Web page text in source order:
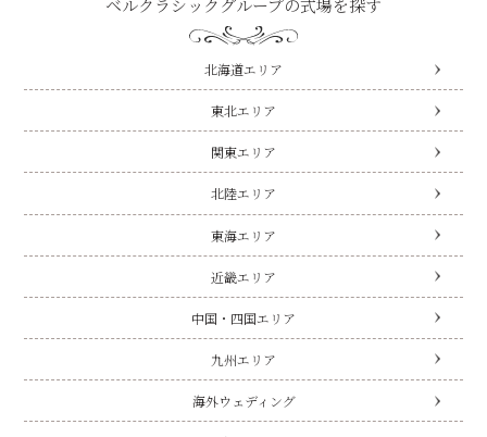
ベルクラシックグループの式場を探す
北海道エリア
東北エリア
関東エリア
北陸エリア
東海エリア
近畿エリア
中国・四国エリア
九州エリア
海外ウェディング